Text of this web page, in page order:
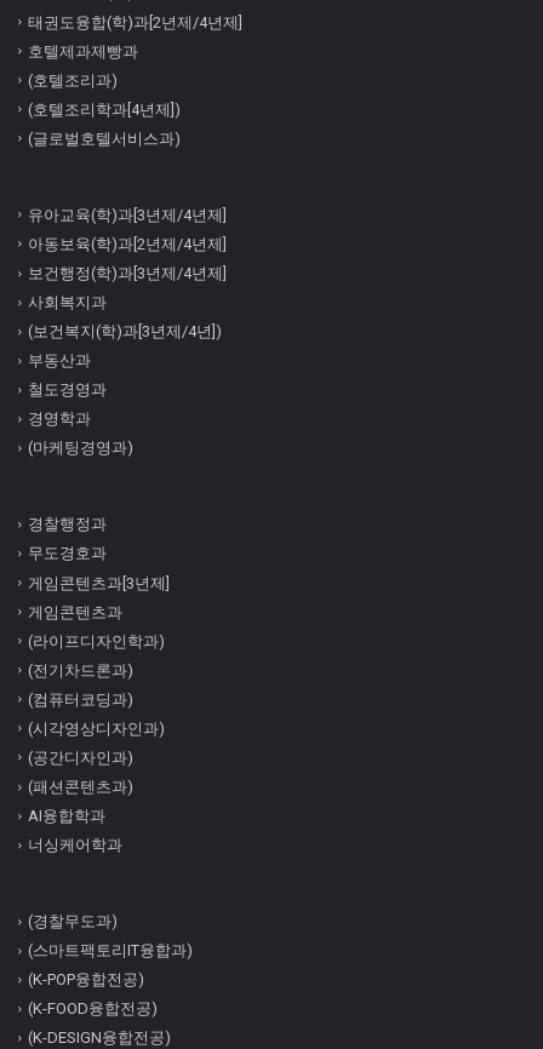
태권도융합(학)과[2년제/4년제]
호텔제과제빵과
(호텔조리과)
(호텔조리학과[4년제])
(글로벌호텔서비스과)
유아교육(학)과[3년제/4년제]
아동보육(학)과[2년제/4년제]
보건행정(학)과[3년제/4년제]
사회복지과
(보건복지(학)과[3년제/4년])
부동산과
철도경영과
경영학과
(마케팅경영과)
경찰행정과
무도경호과
게임콘텐츠과[3년제]
게임콘텐츠과
(라이프디자인학과)
(전기차드론과)
(컴퓨터코딩과)
(시각영상디자인과)
(공간디자인과)
(패션콘텐츠과)
AI융합학과
너싱케어학과
(경찰무도과)
(스마트팩토리IT융합과)
(K-POP융합전공)
(K-FOOD융합전공)
(K-DESIGN융합전공)